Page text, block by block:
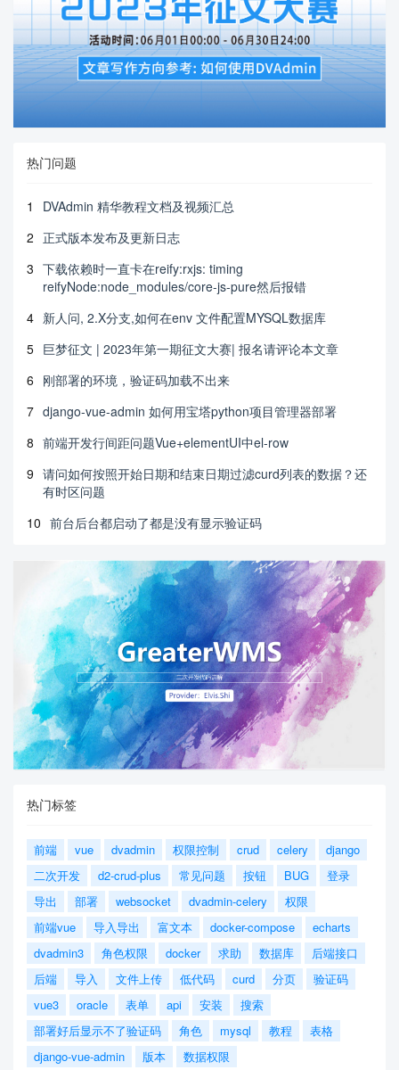
热门问题
1
DVAdmin 精华教程文档及视频汇总
2 正式版本发布及更新日志
3 下载依赖时一直卡在reify:rxjs: timing
reifyNode:node_modules/core-js-pure然后报错
4 新人问, 2.X分支,如何在env 文件配置MYSQL数据库
5 巨梦征文 | 2023年第一期征文大赛| 报名请评论本文章
6 刚部署的环境，验证码加载不出来
7 django-vue-admin 如何用宝塔python项目管理器部署
8 前端开发行间距问题Vue+elementUI中el-row
9 请问如何按照开始日期和结束日期过滤curd列表的数据？还
有时区问题
10 前台后台都启动了都是没有显示验证码
热门标签
前端 vue dvadmin 权限控制 crud celery
django
二次开发
d2-crud-plus 常见问题 按钮 BUG
登录
导出
部署 websocket dvadmin-celery
权限
前端vue
导入导出 富文本 docker-compose
echarts
dvadmin3
角色权限 docker 求助 数据库
后端接口
后端
导入 文件上传 低代码 curd 分页
验证码
vue3
oracle 表单 api 安装
搜索
部署好后显示不了验证码
角色 mysql 教程
表格
django-vue-admin
版本 数据权限